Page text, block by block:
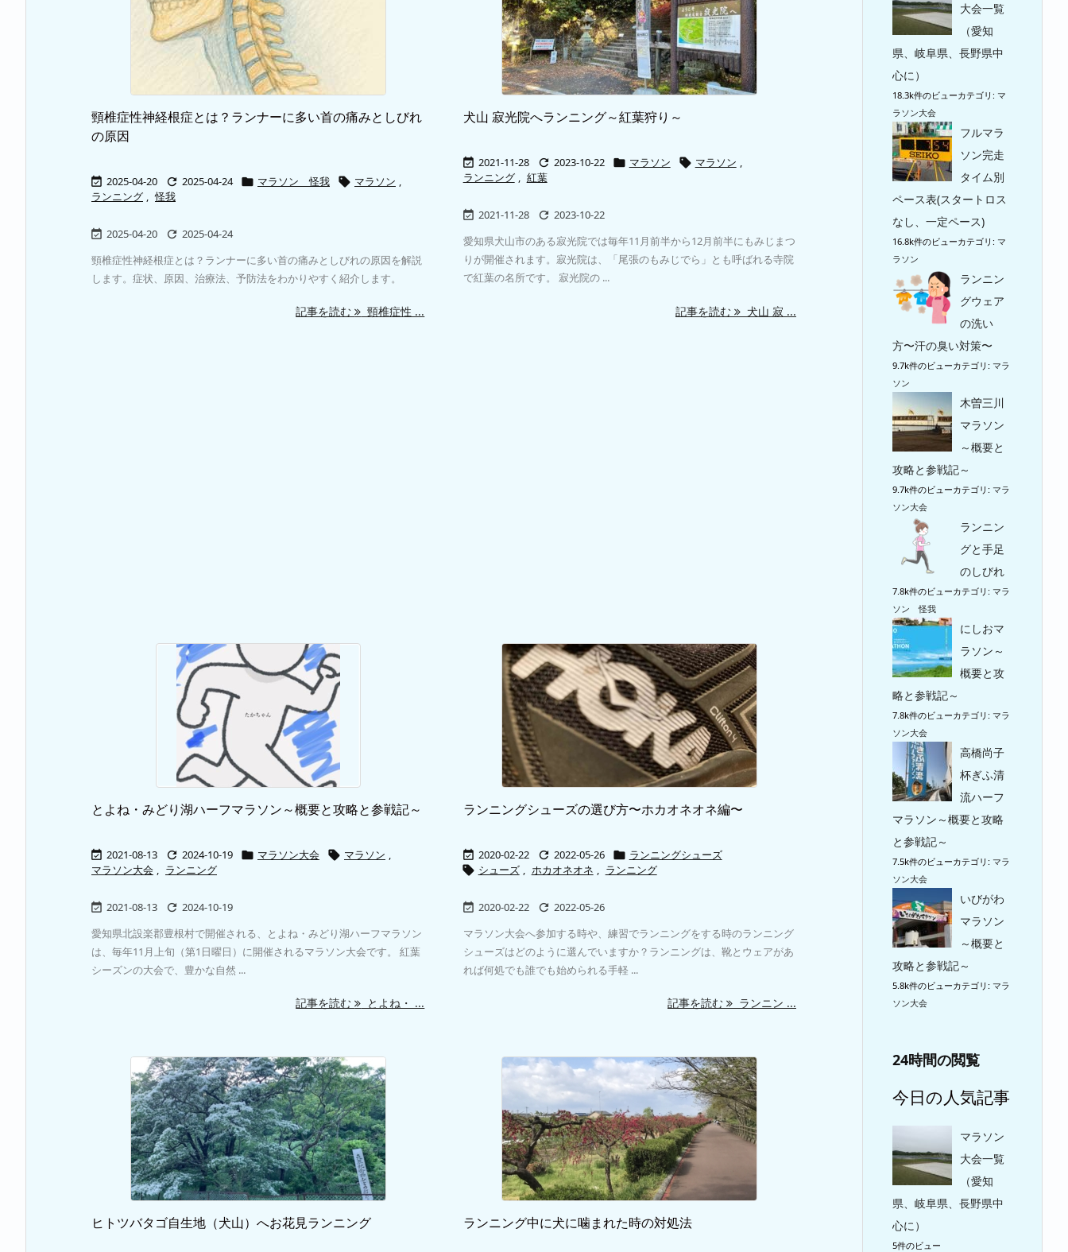
頸椎症性神経根症とは？ランナーに多い首の痛みとしびれ
の原因
 2025-04-20  2025-04-24  マラソン 怪我  マラソン ,
ランニング , 怪我
 2025-04-20  2025-04-24
頸椎症性神経根症とは？ランナーに多い首の痛みとしびれの原因を解説
します。症状、原因、治療法、予防法をわかりやすく紹介します。
記事を読む 頸椎症性 ...
犬山 寂光院へランニング～紅葉狩り～
 2021-11-28  2023-10-22  マラソン  マラソン ,
ランニング , 紅葉
 2021-11-28  2023-10-22
愛知県犬山市のある寂光院では毎年11月前半から12月前半にもみじまつ
りが開催されます。寂光院は、「尾張のもみじでら」とも呼ばれる寺院
で紅葉の名所です。 寂光院の ...
記事を読む 犬山 寂 ...
とよね・みどり湖ハーフマラソン～概要と攻略と参戦記～
 2021-08-13  2024-10-19  マラソン大会  マラソン ,
マラソン大会 , ランニング
 2021-08-13  2024-10-19
愛知県北設楽郡豊根村で開催される、とよね・みどり湖ハーフマラソン
は、毎年11月上旬（第1日曜日）に開催されるマラソン大会です。 紅葉
シーズンの大会で、豊かな自然 ...
記事を読む とよね・ ...
ランニングシューズの選び方〜ホカオネオネ編〜
 2020-02-22  2022-05-26  ランニングシューズ
 シューズ , ホカオネオネ , ランニング
 2020-02-22  2022-05-26
マラソン大会へ参加する時や、練習でランニングをする時のランニング
シューズはどのように選んでいますか？ランニングは、靴とウェアがあ
れば何処でも誰でも始められる手軽 ...
記事を読む ランニン ...
ヒトツバタゴ自生地（犬山）へお花見ランニング ランニング中に犬に噛まれた時の対処法
大会一覧
（愛知
県、岐阜県、長野県中
心に）
18.3k件のビューカテゴリ: マ
ラソン大会
フルマラ
ソン完走
タイム別
ペース表(スタートロス
なし、一定ペース)
16.8k件のビューカテゴリ: マ
ラソン
ランニン
グウェア
の洗い
方〜汗の臭い対策〜
9.7k件のビューカテゴリ: マラ
ソン
木曽三川
マラソン
～概要と
攻略と参戦記～
9.7k件のビューカテゴリ: マラ
ソン大会
ランニン
グと手足
のしびれ
7.8k件のビューカテゴリ: マラ
ソン 怪我
にしおマ
ラソン～
概要と攻
略と参戦記～
7.8k件のビューカテゴリ: マラ
ソン大会
高橋尚子
杯ぎふ清
流ハーフ
マラソン～概要と攻略
と参戦記～
7.5k件のビューカテゴリ: マラ
ソン大会
いびがわ
マラソン
～概要と
攻略と参戦記～
5.8k件のビューカテゴリ: マラ
ソン大会
24時間の閲覧
今日の人気記事
マラソン
大会一覧
（愛知
県、岐阜県、長野県中
心に）
5件のビュー